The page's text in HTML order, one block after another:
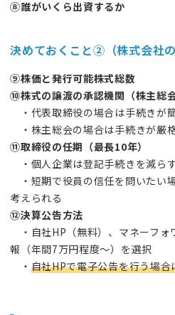
⑧誰がいくら出資するか
決めておくこと②（株式会社の
⑨株価と発行可能株式総数
⑩株式の譲渡の承認機関（株主総
・代表取締役の場合は手続きが
・株主総会の場合は手続きが厳
⑪取締役の任期（最長10年）
・個人企業は登記手続きを減ら
・短期で役員の信任を問いたい
考えられる
⑫決算公告方法
・自社HP（無料）、マネーフォ
報（年間7万円程度～）を選択
・ 自社HPで電子公告を行う場